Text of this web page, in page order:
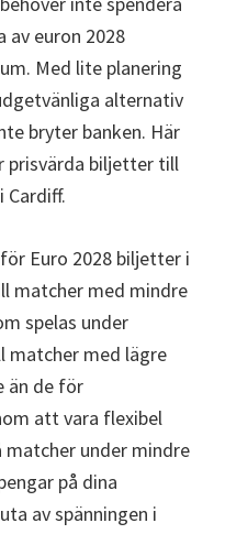
euron 2028
Med lite planering
alternativ
bryter banken. Här
prisvärda biljetter till
Cardiff.
Euro 2028 biljetter i
matcher med mindre
spelas under
med lägre
än de för
att vara flexibel
under mindre
på dina
av spänningen i